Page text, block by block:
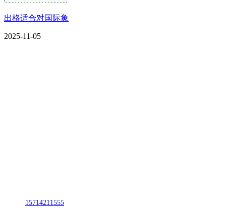
出格适合对国际象
2025-11-05
15714211555